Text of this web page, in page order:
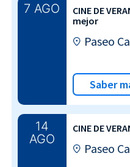
7 AGO
CINE DE
mejor
Paseo
Saber
14
AGO
CINE DE
Paseo